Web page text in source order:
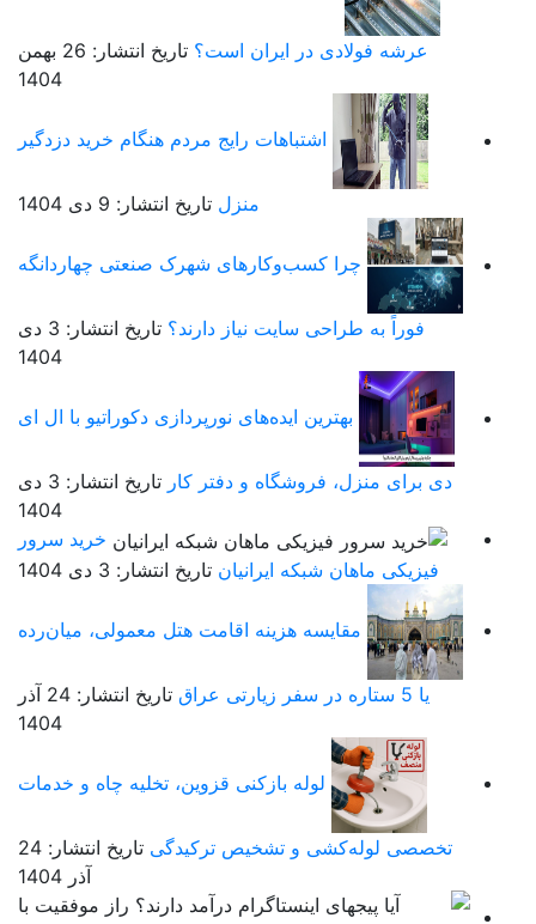
عرشه فولادی در ایران است؟
تاریخ انتشار: 26 بهمن
1404
اشتباهات رایج مردم هنگام خرید دزدگیر
منزل تاریخ انتشار: 9 دی 1404
چرا کسب‌وکارهای شهرک صنعتی چهاردانگه
فوراً به طراحی سایت نیاز دارند؟
تاریخ انتشار: 3 دی
1404
بهترین ایده‌های نورپردازی دکوراتیو با ال ای
دی برای منزل، فروشگاه و دفتر کار
تاریخ انتشار: 3 دی
1404
خرید سرور
فیزیکی ماهان شبکه ایرانیان تاریخ انتشار: 3 دی 1404
مقایسه هزینه اقامت هتل معمولی، میان‌رده
تاریخ انتشار: 24 آذر
1404
لوله بازکنی قزوین، تخلیه چاه و خدمات
تخصصی لوله‌کشی و تشخیص ترکیدگی
تاریخ انتشار: 24